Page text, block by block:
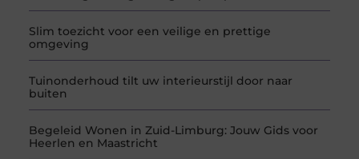
Slim toezicht voor een veilige en prettige
omgeving
Tuinonderhoud tilt uw interieurstijl door naar
buiten
Begeleid Wonen in Zuid-Limburg: Jouw Gids voor
Heerlen en Maastricht